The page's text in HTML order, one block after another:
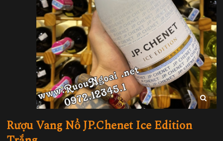
Rượu Vang Nổ JP.Chenet Ice Edition